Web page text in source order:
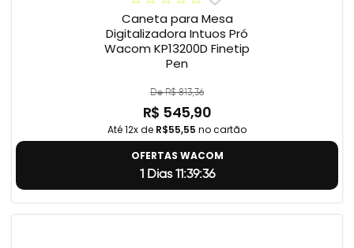
Caneta para Mesa
Digitalizadora Intuos Pró
Wacom KP13200D Finetip
Pen
De R$ 813,36
R$ 545,90
Até 12x de R$55,55 no cartão
OFERTAS WACOM
1 Dias 11:39:35